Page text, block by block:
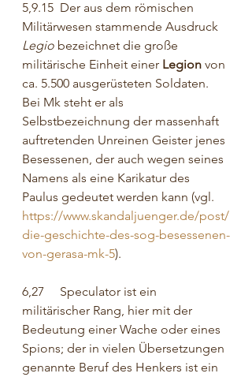
5,9.15  Der aus dem römischen
Militärwesen stammende Ausdruck
Legio bezeichnet die große
militärische Einheit einer Legion von
ca. 5.500 ausgerüsteten Soldaten.
Bei Mk steht er als
Selbstbezeichnung der massenhaft
auftretenden Unreinen Geister jenes
Besessenen, der auch wegen seines
Namens als eine Karikatur des
Paulus gedeutet werden kann (vgl.
https://www.skandaljuenger.de/post/
die-geschichte-des-sog-besessenen-
von-gerasa-mk-5).
6,27     Speculator ist ein
militärischer Rang, hier mit der
Bedeutung einer Wache oder eines
Spions; der in vielen Übersetzungen
genannte Beruf des Henkers ist ein